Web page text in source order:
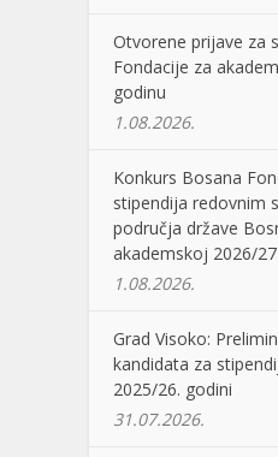
Otvorene prijave za
Fondacije za
godinu
1.08.2026.
Konkurs Bosana
stipendija redovnim
područja države
akademskoj 2026/
1.08.2026.
Grad Visoko:
kandidata za
2025/26. godini
31.07.2026.